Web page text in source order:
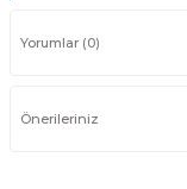
Yorumlar (0)
Önerileriniz